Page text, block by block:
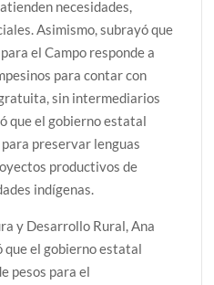
necesidades,
Asimismo, subrayó que
el Campo responde a
para contar con
sin intermediarios
que el gobierno estatal
preservar lenguas
productivos de
indígenas.
y Desarrollo Rural, Ana
el gobierno estatal
pesos para el